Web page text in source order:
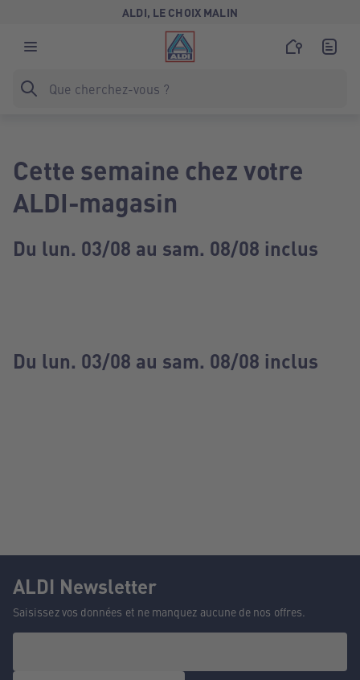
ALDI, LE CHOIX MALIN
Cette semaine chez votre
ALDI-magasin
Du lun. 03/08 au sam. 08/08 inclus
Du lun. 03/08 au sam. 08/08 inclus
ALDI Newsletter
Saisissez vos données et ne manquez aucune de nos offres.